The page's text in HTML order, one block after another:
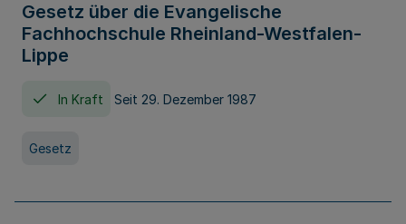
Gesetz über die Evangelische
Fachhochschule Rheinland-Westfalen-
Lippe
In Kraft Seit 29. Dezember 1987
Gesetz